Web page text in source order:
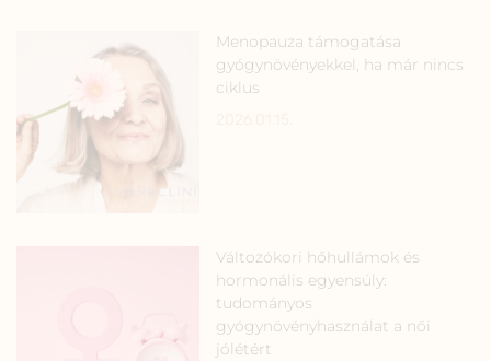
Menopauza támogatása
gyógynövényekkel, ha már nincs
ciklus
Változókori hőhullámok és
hormonális egyensúly:
tudományos
gyógynövényhasználat a női
jólétért